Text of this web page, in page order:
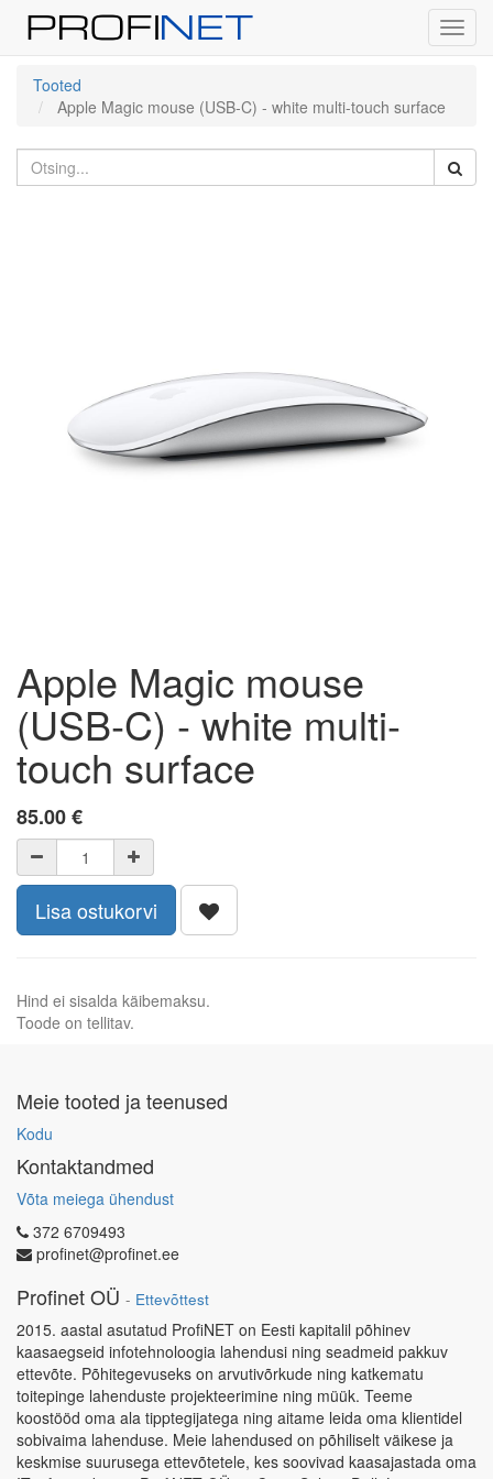
Tooted
Apple Magic mouse (USB‑C) - white multi-touch surface
Apple Magic mouse
(USB‑C) - white multi-
touch surface
85.00€
Lisa ostukorvi
Hind ei sisalda käibemaksu.
Toode on tellitav.
Meie tooted ja teenused
Kodu
Kontaktandmed
Võta meiega ühendust
372 6709493
profinet@profinet.ee
Profinet OÜ - Ettevõttest
2015. aastal asutatud ProfiNET on Eesti kapitalil põhinev
kaasaegseid infotehnoloogia lahendusi ning seadmeid pakkuv
ettevõte. Põhitegevuseks on arvutivõrkude ning katkematu
toitepinge lahenduste projekteerimine ning müük. Teeme
koostööd oma ala tipptegijatega ning aitame leida oma klientidel
sobivaima lahenduse. Meie lahendused on põhiliselt väikese ja
keskmise suurusega ettevõtetele, kes soovivad kaasajastada oma